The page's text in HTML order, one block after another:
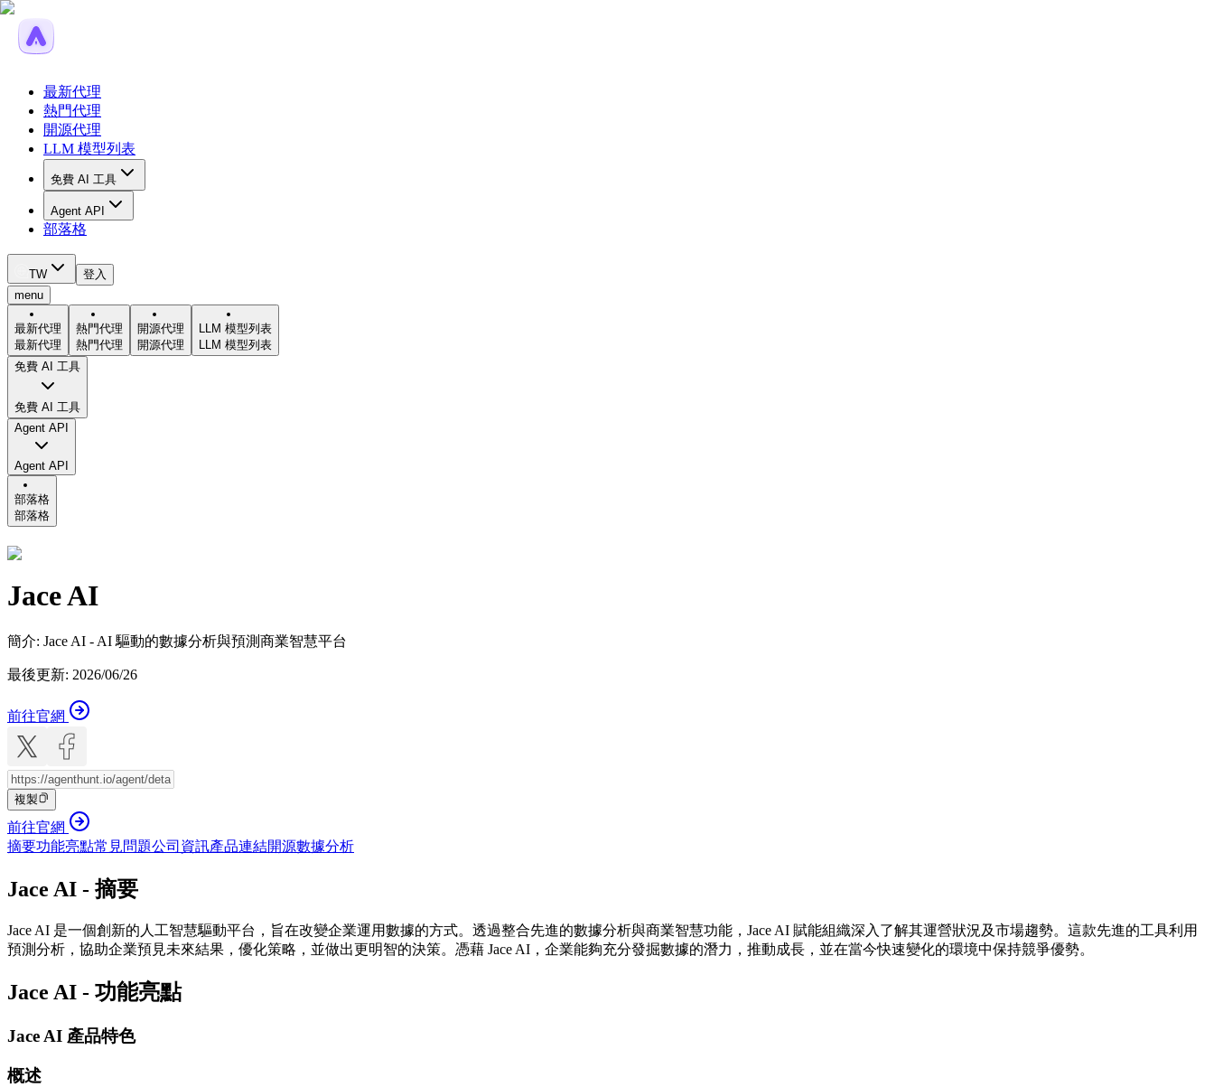
最新代理
熱門代理
開源代理
LLM 模型列表
免費 AI 工具
Agent API
部落格
TW
登入
menu
最新代理
最新代理
熱門代理
熱門代理
開源代理
開源代理
LLM 模型列表
LLM 模型列表
免費 AI 工具
免費 AI 工具
Agent API
Agent API
部落格
部落格
Jace AI
簡介: Jace AI - AI 驅動的數據分析與預測商業智慧平台
最後更新: 2026/06/26
前往官網
複製
前往官網
摘要功能亮點常見問題公司資訊產品連結開源數據分析
Jace AI - 摘要
Jace AI 是一個創新的人工智慧驅動平台，旨在改變企業運用數據的方式。透過整合先進的數據分析與商業智慧功能，Jace AI 賦能組織深入了解其運營狀況及市場趨勢。這款先進的工具利用
預測分析，協助企業預見未來結果，優化策略，並做出更明智的決策。憑藉 Jace AI，企業能夠充分發掘數據的潛力，推動成長，並在當今快速變化的環境中保持競爭優勢。
Jace AI - 功能亮點
Jace AI 產品特色
概述